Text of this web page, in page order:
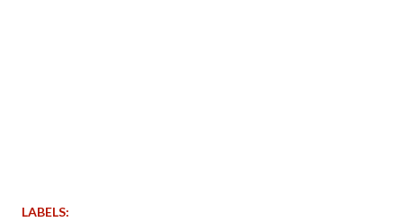
LABELS: